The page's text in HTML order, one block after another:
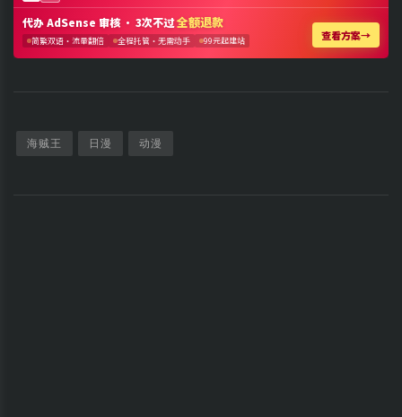
海贼王 日漫 动漫